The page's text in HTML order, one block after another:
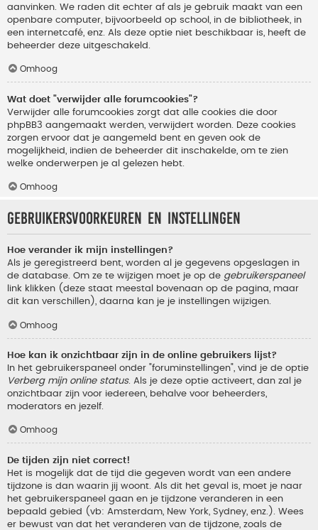
aanvinken. We raden dit echter af als je gebruik maakt van een
openbare computer, bijvoorbeeld op school, in de bibliotheek, in
een internetcafé, enz. Als deze optie niet beschikbaar is, heeft de
beheerder deze uitgeschakeld.
Omhoog
Wat doet "verwijder alle forumcookies"?
Verwijder alle forumcookies zorgt dat alle cookies die door
phpBB3 aangemaakt werden, verwijdert worden. Deze cookies
zorgen ervoor dat je aangemeld bent en geven ook de
mogelijkheid, indien de beheerder dit inschakelde, om te zien
welke onderwerpen je al gelezen hebt.
Omhoog
Gebruikersvoorkeuren en instellingen
Hoe verander ik mijn instellingen?
Als je geregistreerd bent, worden al je gegevens opgeslagen in
de database. Om ze te wijzigen moet je op de gebruikerspaneel
link klikken (deze staat meestal bovenaan op de pagina, maar
dit kan verschillen), daarna kan je je instellingen wijzigen.
Omhoog
Hoe kan ik onzichtbaar zijn in de online gebruikers lijst?
In het gebruikerspaneel onder "foruminstellingen", vind je de optie
Verberg mijn online status. Als je deze optie activeert, dan zal je
onzichtbaar zijn voor iedereen, behalve voor beheerders,
moderators en jezelf.
Omhoog
De tijden zijn niet correct!
Het is mogelijk dat de tijd die gegeven wordt van een andere
tijdzone is dan waarin jij woont. Als dit het geval is, moet je naar
het gebruikerspaneel gaan en je tijdzone veranderen in een
bepaald gebied (vb: Amsterdam, New York, Sydney, enz.). Wees
er bewust van dat het veranderen van de tijdzone, zoals de